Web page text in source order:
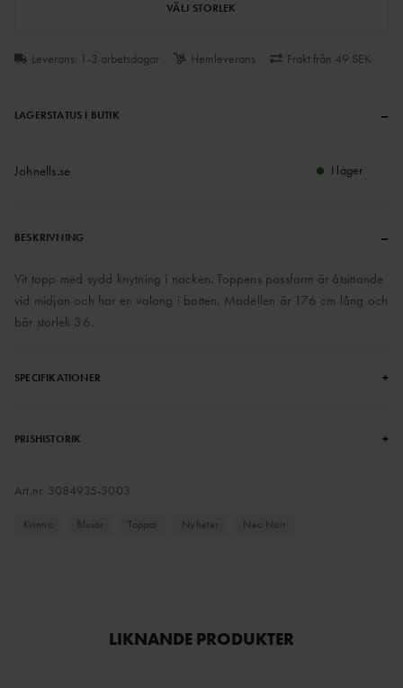
VÄLJ STORLEK
Leverans: 1-3 arbetsdagar Hemleverans Frakt från 49 SEK
LAGERSTATUS I BUTIK –
Johnells.se I lager
BESKRIVNING –
Vit topp med sydd knytning i nacken. Toppens passform är åtsittande
vid midjan och har en volang i botten. Modellen är 176 cm lång och
bär storlek 36.
SPECIFIKATIONER +
PRISHISTORIK +
Art.nr. 3084935-3003
Kvinna Blusar Toppar Nyheter Neo Noir
LIKNANDE PRODUKTER